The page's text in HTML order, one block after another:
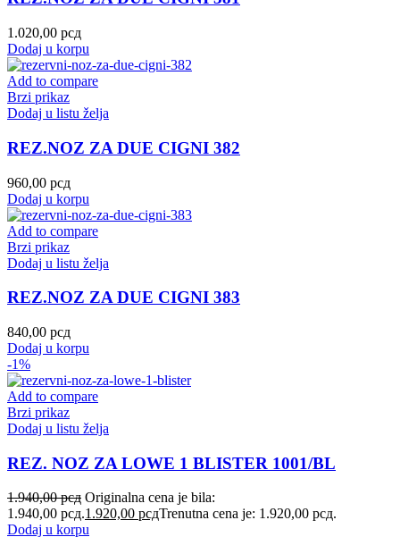
1.020,00 рсд
Dodaj u korpu
Add to compare
Brzi prikaz
Dodaj u listu želja
REZ.NOZ ZA DUE CIGNI 382
960,00 рсд
Dodaj u korpu
Add to compare
Brzi prikaz
Dodaj u listu želja
REZ.NOZ ZA DUE CIGNI 383
840,00 рсд
Dodaj u korpu
-1%
Add to compare
Brzi prikaz
Dodaj u listu želja
REZ. NOZ ZA LOWE 1 BLISTER 1001/BL
1.940,00рсд Originalna cena je bila:
1.940,00 рсд.1.920,00 рсдTrenutna cena je: 1.920,00 рсд.
Dodaj u korpu